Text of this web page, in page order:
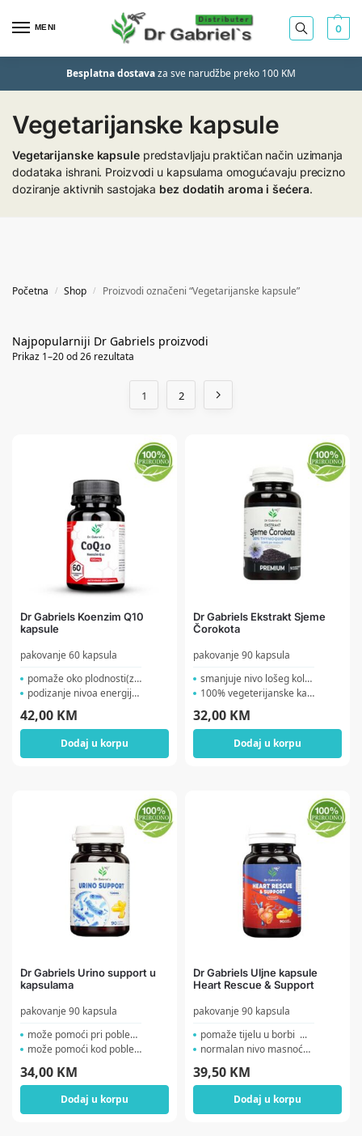
MENI 0
Besplatna dostavaza sve narudžbe preko 100 KM
Vegetarijanske kapsule
Vegetarijanske kapsulepredstavljaju praktičan način uzimanja
dodataka ishrani. Proizvodi u kapsulama omogućavaju precizno
doziranje aktivnih sastojaka bez dodatih aroma i šećera.
Početna / Shop / Proizvodi označeni “Vegetarijanske kapsule”
Prikaz 1–20 od 26 rezultata
1 2
Dr Gabriels Koenzim Q10
kapsule
pakovanje 60 kapsula
pomaže oko plodnosti(za ...
podizanje nivoa energije ...
42,00 KM
Dodaj u korpu
Dr Gabriels Ekstrakt Sjeme
Čorokota
pakovanje 90 kapsula
smanjuje nivo lošeg kole...
100% vegeterijanske kapsu...
32,00 KM
Dodaj u korpu
Dr Gabriels Urino support u
kapsulama
pakovanje 90 kapsula
može pomoći pri poblemi...
može pomoći kod poblema...
34,00 KM
Dodaj u korpu
Dr Gabriels Uljne kapsule
Heart Rescue & Support
pakovanje 90 kapsula
pomaže tijelu u borbi ...
normalan nivo masnoća i ...
39,50 KM
Dodaj u korpu